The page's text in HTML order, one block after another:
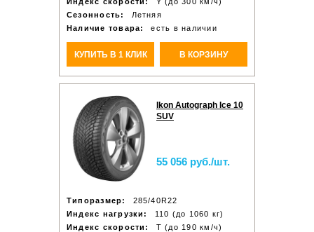
Сезонность:
Летняя
Наличие товара:
есть в наличии
КУПИТЬ В 1 КЛИК В КОРЗИНУ
Ikon Autograph Ice 10
SUV
55 056 руб./шт.
Типоразмер:
285/40R22
Индекс нагрузки:
110 (до 1060 кг)
Индекс скорости:
T (до 190 км/ч)